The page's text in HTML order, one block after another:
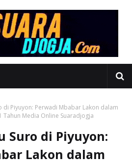
di Piyuyon: Perwadi Mbabar Lakon dalam
Tahun Media Online Suaradjogja
Suro di Piyuyon:
Lakon dalam